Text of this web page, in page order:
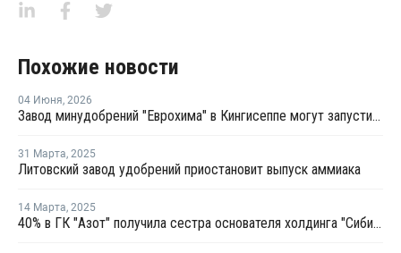
Похожие новости
04 Июня, 2026
Завод минудобрений "Еврохима" в Кингисеппе могут запустить в третьем квартале 2026 года
31 Марта, 2025
Литовский завод удобрений приостановит выпуск аммиака
14 Марта, 2025
40% в ГК "Азот" получила сестра основателя холдинга "Сибирский деловой союз"